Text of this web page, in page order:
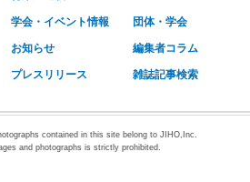
学会・イベント情報 団体・学会
お知らせ 編集者コラム
プレスリリース 雑誌記事検索
contained in this site belong to JIHO,Inc.
and photographs is strictly prohibited.